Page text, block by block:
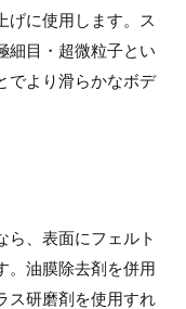
げに使用します。ス
細目・超微粒子とい
でより滑らかなボデ
ら、表面にフェルト
。油膜除去剤を併用
ス研磨剤を使用すれ